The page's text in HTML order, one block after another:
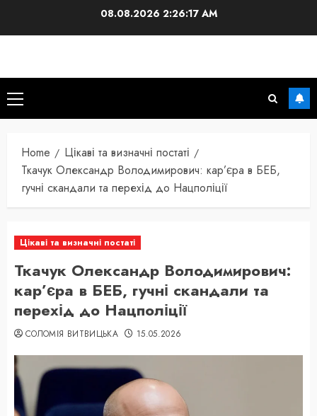
08.08.2026 2:26:18 AM
Primary
Menu
Home
Цікаві та визначні постаті
Ткачук Олександр Володимирович: кар’єра в БЕБ,
гучні скандали та перехід до Нацполіції
Цікаві та визначні постаті
Ткачук Олександр Володимирович:
кар’єра в БЕБ, гучні скандали та
перехід до Нацполіції
СОЛОМІЯ ВИТВИЦЬКА 15.05.2026